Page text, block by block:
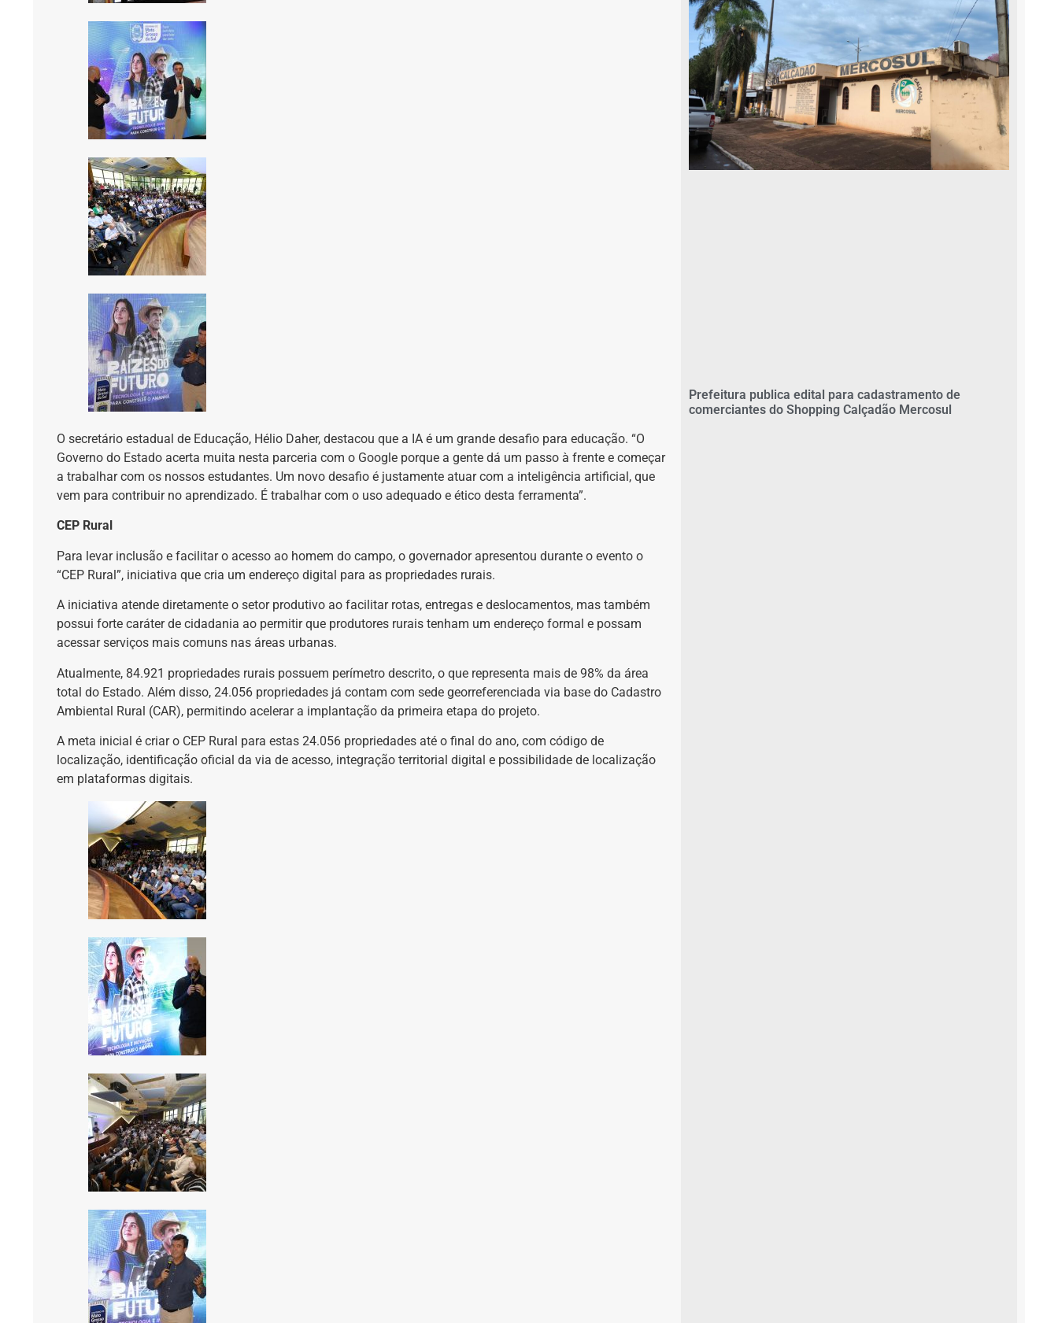
O secretário estadual de Educação, Hélio Daher, destacou que a IA é um grande desafio para educação. “O
Governo do Estado acerta muita nesta parceria com o Google porque a gente dá um passo à frente e começar
a trabalhar com os nossos estudantes. Um novo desafio é justamente atuar com a inteligência artificial, que
vem para contribuir no aprendizado. É trabalhar com o uso adequado e ético desta ferramenta”.
CEP Rural
Para levar inclusão e facilitar o acesso ao homem do campo, o governador apresentou durante o evento o
“CEP Rural”, iniciativa que cria um endereço digital para as propriedades rurais.
A iniciativa atende diretamente o setor produtivo ao facilitar rotas, entregas e deslocamentos, mas também
possui forte caráter de cidadania ao permitir que produtores rurais tenham um endereço formal e possam
acessar serviços mais comuns nas áreas urbanas.
Atualmente, 84.921 propriedades rurais possuem perímetro descrito, o que representa mais de 98% da área
total do Estado. Além disso, 24.056 propriedades já contam com sede georreferenciada via base do Cadastro
Ambiental Rural (CAR), permitindo acelerar a implantação da primeira etapa do projeto.
A meta inicial é criar o CEP Rural para estas 24.056 propriedades até o final do ano, com código de
localização, identificação oficial da via de acesso, integração territorial digital e possibilidade de localização
em plataformas digitais.
Prefeitura publica edital para cadastramento de
comerciantes do Shopping Calçadão Mercosul